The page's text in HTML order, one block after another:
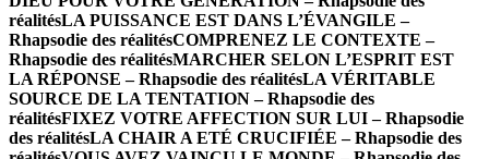
réalitésLA PUISSANCE EST DANS L’ÉVANGILE –
Rhapsodie des réalitésCOMPRENEZ LE CONTEXTE –
Rhapsodie des réalitésMARCHER SELON L’ESPRIT EST
LA RÉPONSE – Rhapsodie des réalitésLA VÉRITABLE
SOURCE DE LA TENTATION – Rhapsodie des
réalitésFIXEZ VOTRE AFFECTION SUR LUI – Rhapsodie
des réalitésLA CHAIR A ETÉ CRUCIFIÉE – Rhapsodie des